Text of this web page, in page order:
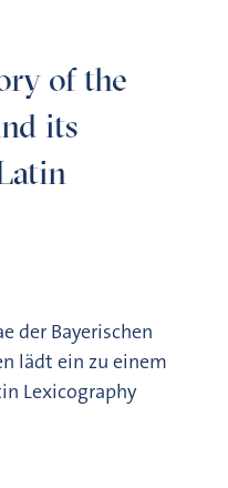
of the
its
der Bayerischen
lädt ein zu einem
Lexicography